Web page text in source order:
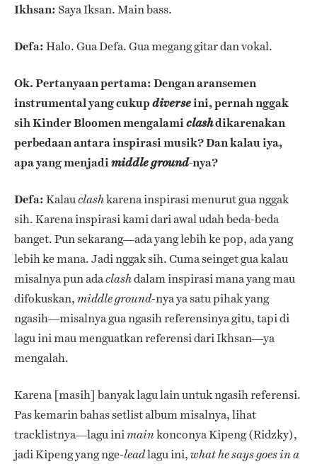
Ikhsan: Saya Iksan. Main bass.
Defa: Halo. Gua Defa. Gua megang gitar dan vokal.
Ok. Pertanyaan pertama: Dengan aransemen
instrumental yang cukup diverseini, pernah nggak
sih Kinder Bloomen mengalamiclashdikarenakan
perbedaan antara inspirasi musik? Dan kalau iya,
apa yang menjadimiddle ground-nya?
Defa: Kalauclashkarena inspirasi menurut gua nggak
sih. Karena inspirasi kami dari awal udah beda-beda
banget. Pun sekarang—ada yang lebih ke pop, ada yang
lebih ke mana. Jadi nggak sih. Cuma seinget gua kalau
misalnya pun adaclashdalam inspirasi mana yang mau
difokuskan, middle ground-nya ya satu pihak yang
ngasih—misalnya gua ngasih referensinya gitu, tapi di
lagu ini mau menguatkan referensi dari Ikhsan—ya
mengalah.
Karena [masih] banyak lagu lain untuk ngasih referensi.
Pas kemarin bahas setlist album misalnya, lihat
tracklistnya—lagu inimainkonconya Kipeng (Ridzky),
jadi Kipeng yang nge-leadlagu ini, what he says goes in a